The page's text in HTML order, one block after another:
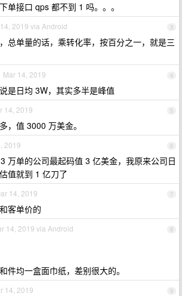
单接口 qps 都不到 1 吗。。。
3
2019 via Android
总单量的话，乘转化率，按百分之一，就是三
4
Mar 14, 2019
是日均 3W，其实多半是峰值
5
14, 2019
，值 3000 万美金。
6
2019
万单的公司最起码值 3 亿美金，我原来公司日
值就到 1 亿刀了
7
14, 2019
客单价的
8
14, 2019 via Android
件均一盒面巾纸，差别很大的。
9
14, 2019